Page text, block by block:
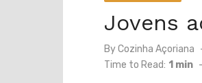
Jovens
ByCozinha Açoriana
Time to Read: 1 min -